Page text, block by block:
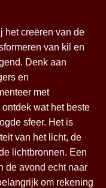
het creëren van de
van kil en
Denk aan
en
met
wat het beste
sfeer. Het is
van het licht, de
lichtbronnen. Een
de avond echt naar
om rekening